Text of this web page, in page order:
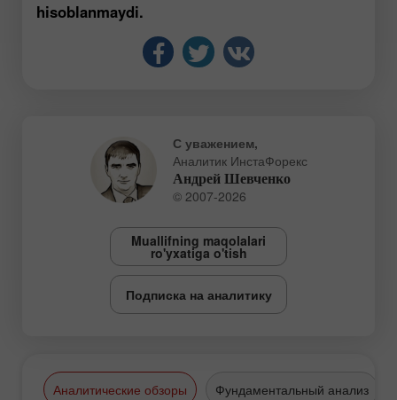
hisoblanmaydi.
С уважением,
Аналитик ИнстаФорекс
Андрей Шевченко
© 2007-2026
Muallifning maqolalari
ro'yxatiga o'tish
Подписка на аналитику
Аналитические обзоры Фундаментальный анализ